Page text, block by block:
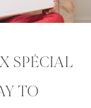
SPÉCIAL
TO